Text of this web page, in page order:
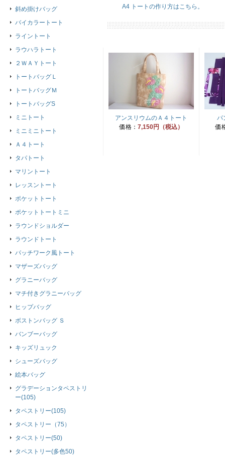
A4 トートの作り方はこちら。
アンスリウムのＡ４トート
価格： 7,150円（税込）
パ
価
斜め掛けバッグ
バイカラートート
ライントート
ラウハラトート
２ＷＡＹトート
トートバッグＬ
トートバッグＭ
トートバッグS
ミニトート
ミニミニトート
Ａ４トート
タパトート
マリントート
レッスントート
ポケットトート
ポケットトートミニ
ラウンドショルダー
ラウンドトート
パッチワーク風トート
マザーズバッグ
グラニーバッグ
マチ付きグラニーバッグ
ヒップバッグ
ボストンバッグ Ｓ
バンブーバッグ
キッズリュック
シューズバッグ
絵本バッグ
グラデーションタペストリ
ー(105)
タペストリー(105)
タペストリー（75）
タペストリー(50)
タペストリー(多色50)